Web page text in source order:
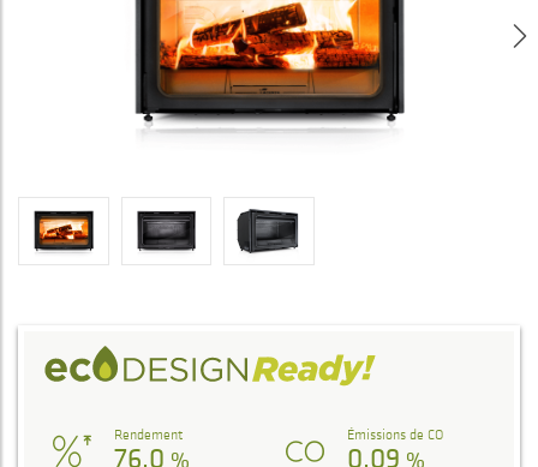
Rendement
76,0 %
Émissions de CO
0,09 %